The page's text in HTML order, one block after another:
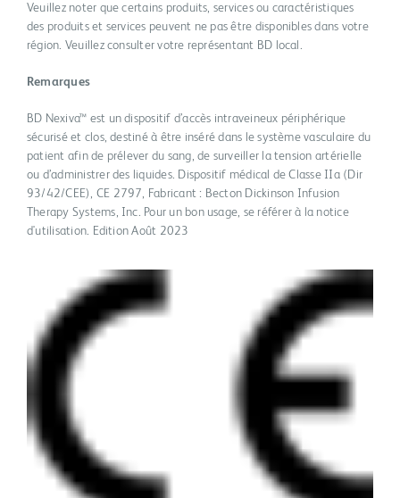
Veuillez noter que certains produits, services ou caractéristiques
des produits et services peuvent ne pas être disponibles dans votre
région. Veuillez consulter votre représentant BD local.
Remarques
BD Nexiva™ est un dispositif d’accès intraveineux périphérique
sécurisé et clos, destiné à être inséré dans le système vasculaire du
patient afin de prélever du sang, de surveiller la tension artérielle
ou d’administrer des liquides. Dispositif médical de Classe IIa (Dir
93/42/CEE), CE 2797, Fabricant : Becton Dickinson Infusion
Therapy Systems, Inc. Pour un bon usage, se référer à la notice
d'utilisation. Edition Août 2023